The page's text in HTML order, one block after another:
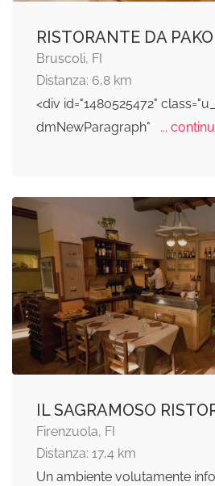
RISTORANTE DA PAKO
Bruscoli, FI
Distanza: 6,8 km
<div id="1480525472"
dmNewParagraph"
...
IL SAGRAMOSO
Firenzuola, FI
Distanza: 17,4 km
Un ambiente volutamente